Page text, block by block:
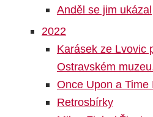
Anděl se jim ukázal
2022
Karásek ze Lvovic
Ostravském
Once Upon a
Retrosbírky